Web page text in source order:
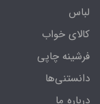
لباس
کالای خواب
فرشینه چاپی
دانستنی‌ها